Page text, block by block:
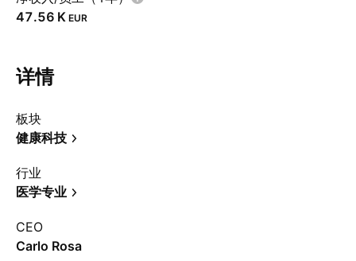
‪47.56 K‬ EUR
详情
板块
健康科技
行业
医学专业
CEO
Carlo Rosa